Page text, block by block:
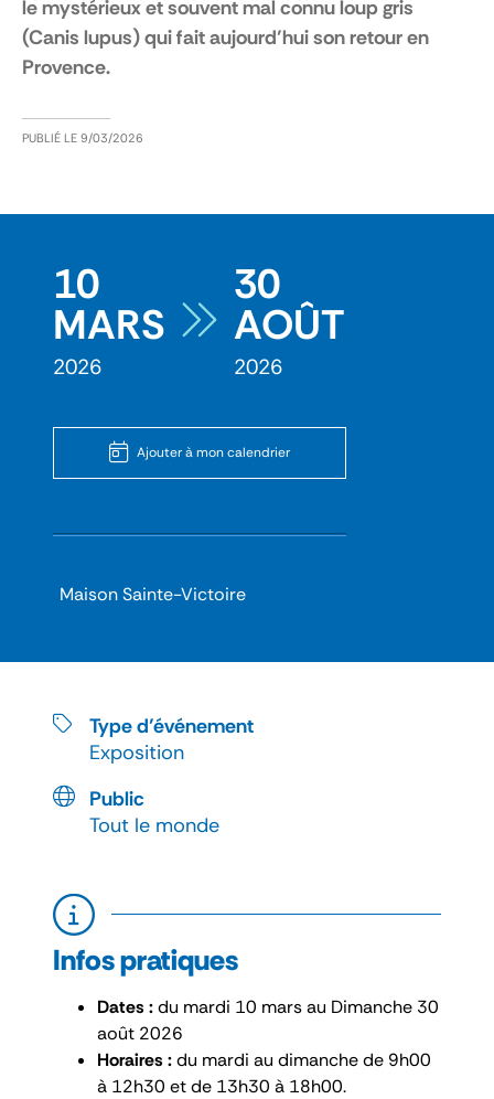
le mystérieux et souvent mal connu loup gris
(Canis lupus) qui fait aujourd’hui son retour en
Provence.
PUBLIÉ LE 9/03/2026
10
MARS
2026
30
AOÛT
2026
Ajouter à mon calendrier
Maison Sainte-Victoire
Type d’événement
Exposition
Public
Tout le monde
Infos pratiques
Dates :du mardi 10 mars au Dimanche 30
août 2026
Horaires :du mardi au dimanche de 9h00
à 12h30 et de 13h30 à 18h00.